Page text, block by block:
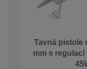
Tavná pistole
mm s regulací